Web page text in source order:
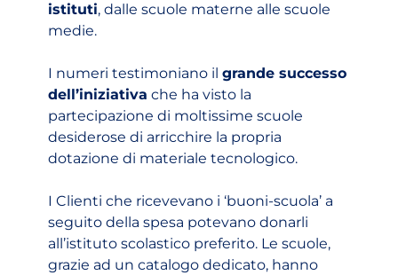
istituti, dalle scuole materne alle scuole
medie.
I numeri testimoniano ilgrande successo
dell’iniziativa che ha visto la
partecipazione di moltissime scuole
desiderose di arricchire la propria
dotazione di materiale tecnologico.
I Clienti che ricevevano i ‘buoni-scuola’ a
seguito della spesa potevano donarli
all’istituto scolastico preferito. Le scuole,
grazie ad un catalogo dedicato, hanno